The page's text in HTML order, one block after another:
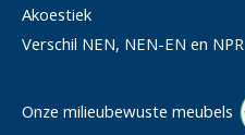
Akoestiek
Verschil NEN, NEN-EN en NPR
Onze milieubewuste meubels